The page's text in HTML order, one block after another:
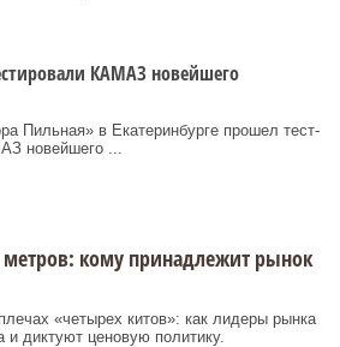
КАМАЗ новейшего
Пильная» в Екатеринбурге прошел тест-
новейшего ...
кому принадлежит рынок
«четырех китов»: как лидеры рынка
диктуют ценовую политику.